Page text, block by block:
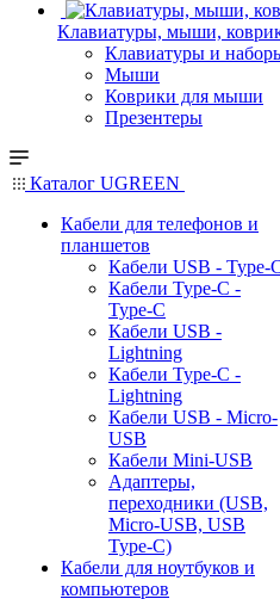
Клавиатуры, мыши,
Клавиатуры и
Мыши
Коврики для мыши
Презентеры
Каталог UGREEN
Кабели для телефонов и
планшетов
Кабели USB - Type-
Кабели Type-C -
Type-C
Кабели USB -
Lightning
Кабели Type-C -
Lightning
Кабели USB - Micro-
USB
Кабели Mini-USB
Адаптеры,
переходники (USB,
Micro-USB, USB
Type-C)
Кабели для ноутбуков и
компьютеров